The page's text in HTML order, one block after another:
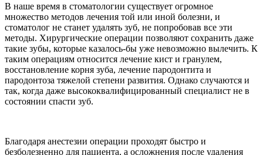
В наше время в стоматологии существует огромное
множество методов лечения той или иной болезни, и
стоматолог не станет удалять зуб, не попробовав все эти
методы. Хирургические операции позволяют сохранить даже
такие зубы, которые казалось-бы уже невозможно вылечить. К
таким операциям относится лечение кист и гранулем,
восстановление корня зуба, лечение пародонтита и
пародонтоза тяжелой степени развития. Однако случаются и
так, когда даже высококвалифицированный специалист не в
состоянии спасти зуб.
Благодаря анестезии операции проходят быстро и
безболезненно для пациента, а осложнения после удаления